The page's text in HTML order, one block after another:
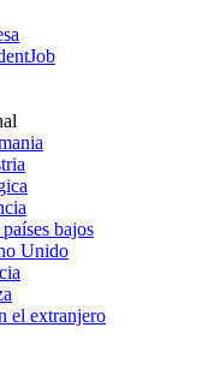
bajos
Unido
el extranjero